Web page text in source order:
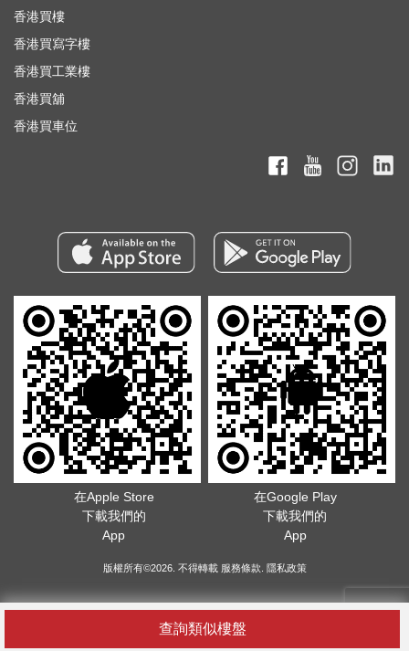
查詢類似樓盤
香港買樓
香港買寫字樓
香港買工業樓
香港買舖
香港買車位
在Apple Store
下載我們的
App
在Google Play
下載我們的
App
版權所有©2026. 不得轉載 服務條款 隱私政策